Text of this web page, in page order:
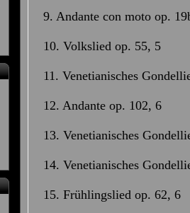
9. Andante con moto op.
10. Volkslied op. 55, 5
11. Venetianisches
12. Andante op. 102, 6
13. Venetianisches
14. Venetianisches
15. Frühlingslied op. 62, 6